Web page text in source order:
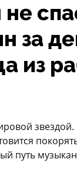
за
из
путь